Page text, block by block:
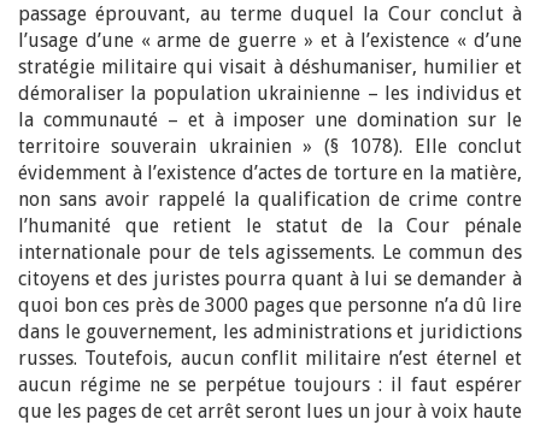
passage éprouvant, au terme duquel la Cour conclut à
l’usage d’une « arme de guerre » et à l’existence « d’une
stratégie militaire qui visait à déshumaniser, humilier et
démoraliser la population ukrainienne – les individus et
la communauté – et à imposer une domination sur le
territoire souverain ukrainien » (§ 1078). Elle conclut
évidemment à l’existence d’actes de torture en la matière,
non sans avoir rappelé la qualification de crime contre
l’humanité que retient le statut de la Cour pénale
internationale pour de tels agissements. Le commun des
citoyens et des juristes pourra quant à lui se demander à
quoi bon ces près de 3000 pages que personne n’a dû lire
dans le gouvernement, les administrations et juridictions
russes. Toutefois, aucun conflit militaire n’est éternel et
aucun régime ne se perpétue toujours : il faut espérer
que les pages de cet arrêt seront lues un jour à voix haute